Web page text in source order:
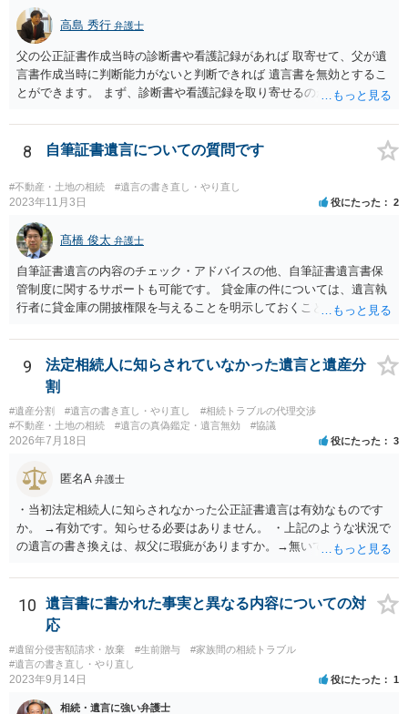
高島 秀行 弁護士
父の公正証書作成当時の診断書や看護記録があれば 取寄せて、父が遺
言書作成当時に判断能力がないと判断できれば 遺言書を無効とするこ
とができます。 まず、診断書や看護記録を取り寄せるのが重要となり
いと思います。
8 自筆証書遺言についての質問です
#不動産・土地の相続 #遺言の書き直し・やり直し
2023年11月3日 役にたった 2
髙橋 俊太 弁護士
自筆証書遺言の内容のチェック・アドバイスの他、自筆証書遺言書保
管制度に関するサポートも可能です。 貸金庫の件については、遺言執
行者に貸金庫の開披権限を与えることを明示しておくことでクリアで
9
法定相続人に知らされていなかった遺言と遺産分
割
#遺産分割 #遺言の書き直し・やり直し
#相続トラブルの代理交渉
#不動産・土地の相続
#遺言の真偽鑑定・遺言無効 #協議
2026年7月18日 役にたった 3
匿名A 弁護士
・当初法定相続人に知らされなかった公正証書遺言は有効なものです
か。 →有効です。知らせる必要はありません。 ・上記のような状況で
の遺言の書き換えは、叔父に瑕疵がありますか。→無いです。 ・分割
ますか。 →本人が自由に決められますので、どこが妥当とは言えない
です。客観的な基準もありません。 ・できれば穏やかに、分割を拒否
することはできますか。 →分割を拒否するということは、遺産はいら
ないということでしょうか。遺言で、受取を指定されててもいらない
と拒否することはできます。理由を説明する必要はありません。
10
遺言書に書かれた事実と異なる内容についての対
応
#遺留分侵害額請求・放棄 #生前贈与
#家族間の相続トラブル
#遺言の書き直し・やり直し
2023年9月14日 役にたった 1
相続・遺言に強い弁護士